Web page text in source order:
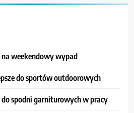
weekendowy wypad
do sportów outdoorowych
spodni garniturowych w pracy